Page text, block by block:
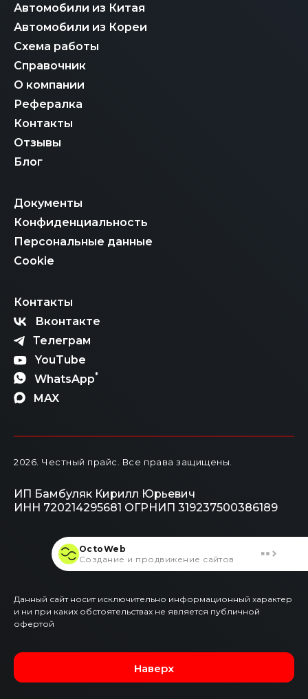
Автомобили из Китая
Автомобили из Кореи
Схема работы
Справочник
О компании
Рефералка
Контакты
Отзывы
Блог
Документы
Конфиденциальность
Персональные данные
Cookie
Контакты
Вконтакте
Телеграм
YouTube
WhatsApp*
MAX
2026 . Честный прайс. Все права защищены.
ИП Бамбуляк Кирилл Юрьевич
ИНН 720214295681 ОГРНИП 319237500386189
Данный сайт носит исключительно информационный характер
и ни при каких обстоятельствах не является публичной
офертой
Наверх
OctoWeb
Создание и продвижение сайтов